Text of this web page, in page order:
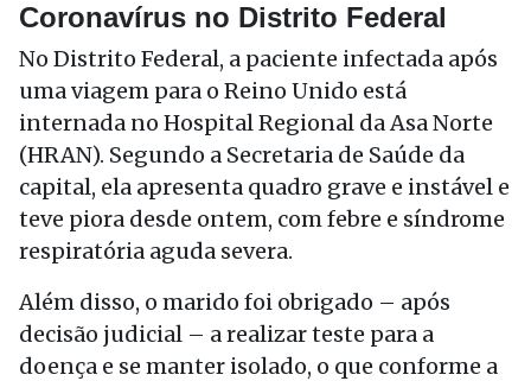
Coronavírus no Distrito Federal
No Distrito Federal, a paciente infectada após
uma viagem para o Reino Unido está
internada no Hospital Regional da Asa Norte
(HRAN). Segundo a Secretaria de Saúde da
capital, ela apresenta quadro grave e instável e
teve piora desde ontem, com febre e síndrome
respiratória aguda severa.
Além disso, o marido foi obrigado – após
decisão judicial – a realizar teste para a
doença e se manter isolado, o que conforme a